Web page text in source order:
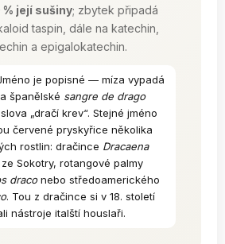
její sušiny; zbytek připadá
taspin, dále na katechin,
a epigalokatechin.
je popisné — míza vypadá
španělské sangre de drago
„dračí krev“. Stejné jméno
červené pryskyřice několika
rostlin: dračince Dracaena
Sokotry, rotangové palmy
draconebo středoamerického
. Tou z dračince si v 18. století
nástroje italští houslaři.